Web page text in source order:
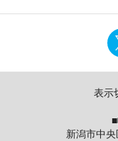
表示
新潟市中